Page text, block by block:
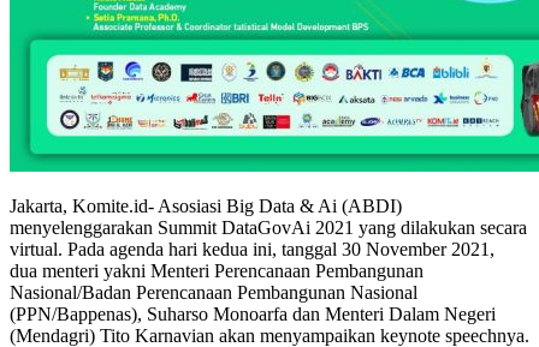
Jakarta, Komite.id- Asosiasi Big Data & Ai (ABDI)
menyelenggarakan Summit DataGovAi 2021 yang dilakukan secara
virtual. Pada agenda hari kedua ini, tanggal 30 November 2021,
dua menteri yakni Menteri Perencanaan Pembangunan
Nasional/Badan Perencanaan Pembangunan Nasional
(PPN/Bappenas), Suharso Monoarfa dan Menteri Dalam Negeri
(Mendagri) Tito Karnavian akan menyampaikan keynote speechnya.